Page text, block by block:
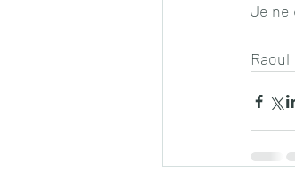
Je ne
Raoul